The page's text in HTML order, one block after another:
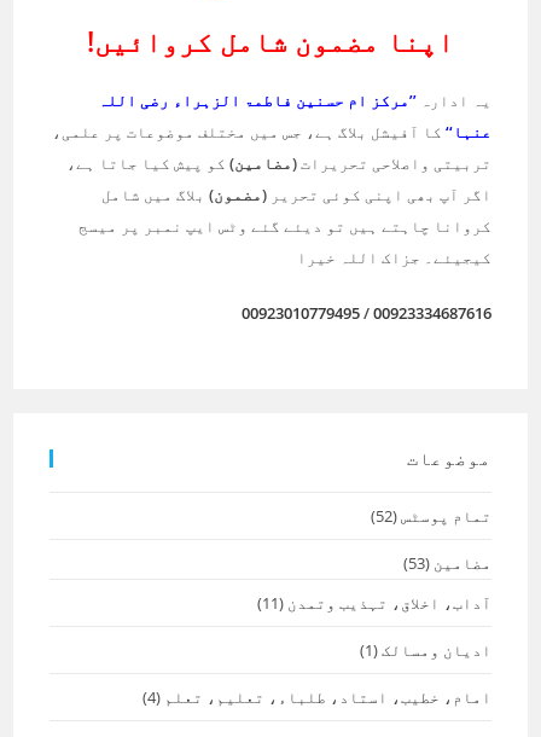
اپنا مضمون شامل کروائیں!
یہ ادارہ’’مرکز ام حسنین فاطمۃ الزہراء رضی اللہ
عنہا‘‘ کا آفیشل بلاگ ہے، جس میں مختلف موضوعات پر علمی،
تربیتی واصلاحی تحریرات(مضامین) کو پیش کیا جاتا ہے،
اگر آپ بھی اپنی کوئی تحریر(مضمون) بلاگ میں شامل
کروانا چاہتے ہیں تو دیئے گئے وٹس ایپ نمبر پر میسج
کیجیئے۔ جزاک اللہ خیرا
00923334687616
/
00923010779495
موضوعات
تمام پوسٹس(52)
مضامین (53)
آداب، اخلاق، تہذیب وتمدن (11)
ادیان ومسالک(1)
امام، خطیب، استاد، طلباء، تعلیم، تعلم (4)